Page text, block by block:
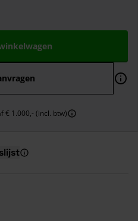
€ 1.000,- (incl. btw)